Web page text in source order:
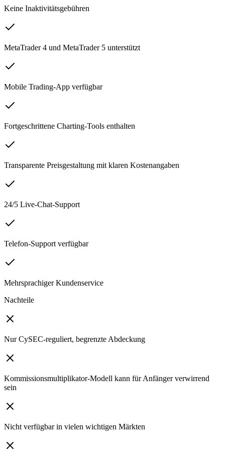
Keine Inaktivitätsgebühren
MetaTrader 4 und MetaTrader 5 unterstützt
Mobile Trading-App verfügbar
Fortgeschrittene Charting-Tools enthalten
Transparente Preisgestaltung mit klaren Kostenangaben
24/5 Live-Chat-Support
Telefon-Support verfügbar
Mehrsprachiger Kundenservice
Nachteile
Nur CySEC-reguliert, begrenzte Abdeckung
Kommissionsmultiplikator-Modell kann für Anfänger verwirrend
sein
Nicht verfügbar in vielen wichtigen Märkten